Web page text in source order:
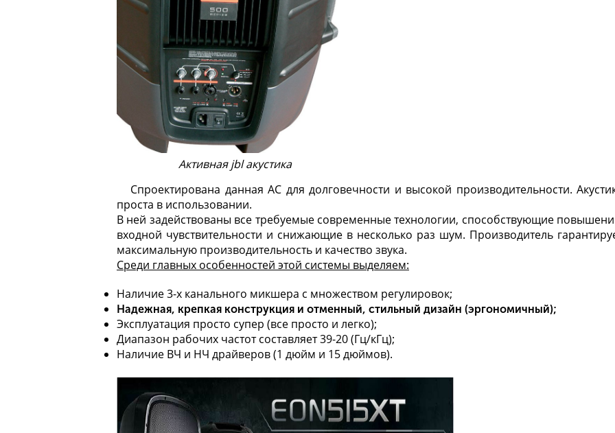
Активная jbl акустика
Спроектирована данная АС для долговечности и высокой производительности.
проста в использовании.
В ней задействованы все требуемые современные технологии, способствующие
входной чувствительности и снижающие в несколько раз шум. Производитель
максимальную производительность и качество звука.
Среди главных особенностей этой системы выделяем:
Наличие 3-х канального микшера с множеством регулировок;
Надежная, крепкая конструкция и отменный, стильный дизайн (эргономичный);
Эксплуатация просто супер (все просто и легко);
Диапазон рабочих частот составляет 39-20 (Гц/кГц);
Наличие ВЧ и НЧ драйверов (1 дюйм и 15 дюймов).